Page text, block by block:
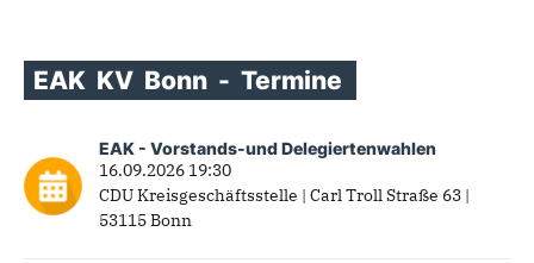
EAK KV Bonn - Termine
EAK - Vorstands-und Delegiertenwahlen
16.09.2026 19:30
CDU Kreisgeschäftsstelle | Carl Troll Straße 63 |
53115 Bonn